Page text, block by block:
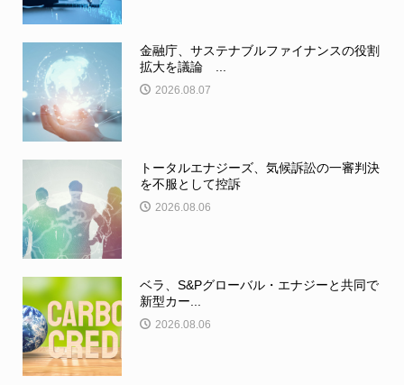
金融庁、サステナブルファイナンスの役割
拡大を議論 ...
2026.08.07
トータルエナジーズ、気候訴訟の一審判決
を不服として控訴
2026.08.06
ベラ、S&Pグローバル・エナジーと共同で
新型カー...
2026.08.06